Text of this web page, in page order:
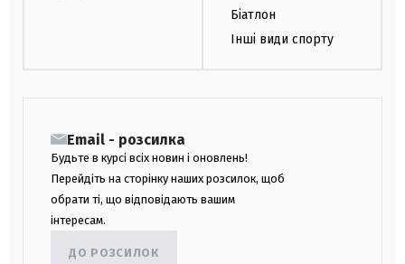
Біатлон
Інші види спорту
Email - розсилка
Будьте в курсі всіх новин і оновлень!
Перейдіть на сторінку наших розсилок, щоб
обрати ті, що відповідають вашим
інтересам.
ДО РОЗСИЛОК